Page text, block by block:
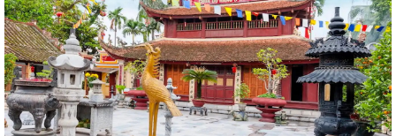
xã Quý III, IV năm 2026
Bộ Chính trị tổ chức hội nghị toàn quốc sơ kết 1 năm vận hành mô hình
tổ chức tổng thể của hệ...
Luật sửa đổi bổ sung một số điều của Luật Tiếp công dân, luật khiếu
nại, luật tố cáo